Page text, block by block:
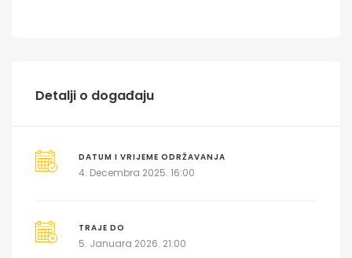
Detalji o događaju
DATUM I VRIJEME ODRŽAVANJA
4. Decembra 2025. 16:00
TRAJE DO
5. Januara 2026. 21:00